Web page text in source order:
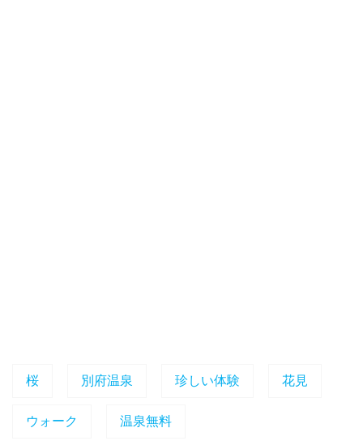
桜 別府温泉 珍しい体験 花見
ウォーク 温泉無料